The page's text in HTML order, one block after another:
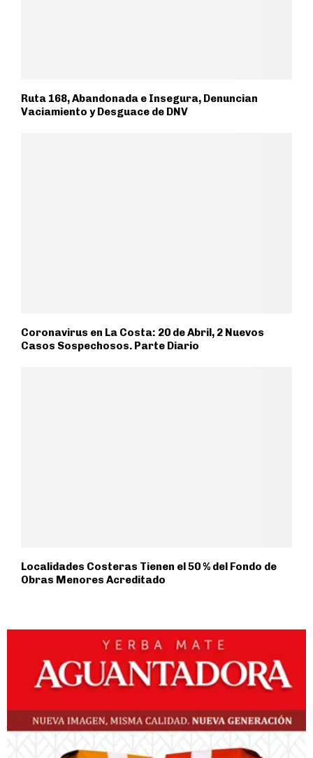
Ruta 168, Abandonada e Insegura, Denuncian
Vaciamiento y Desguace de DNV
Coronavirus en La Costa: 20 de Abril, 2 Nuevos
Casos Sospechosos. Parte Diario
Localidades Costeras Tienen el 50 % del Fondo de
Obras Menores Acreditado